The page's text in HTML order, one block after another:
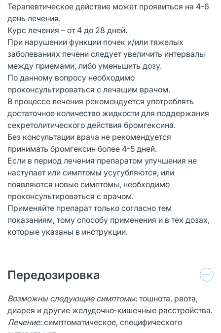
Терапевтическое действие может проявиться на 4-6
день лечения.
Курс лечения – от 4 до 28 дней.
При нарушении функции почек и/или тяжелых
заболеваниях печени следует увеличить интервалы
между приемами, либо уменьшить дозу.
По данному вопросу необходимо
проконсультироваться с лечащим врачом.
В процессе лечения рекомендуется употреблять
достаточное количество жидкости для поддержания
секретолитического действия бромгексина.
Без консультации врача не рекомендуется
принимать бромгексин более 4-5 дней.
Если в период лечения препаратом улучшения не
наступает или симптомы усугубляются, или
появляются новые симптомы, необходимо
проконсультироваться с врачом.
Применяйте препарат только согласно тем
показаниям, тому способу применения и в тех дозах,
которые указаны в инструкции.
Передозировка
Возможны следующие симптомы: тошнота, рвота,
диарея и другие желудочно-кишечные расстройства.
Лечение:симптоматическое, специфического